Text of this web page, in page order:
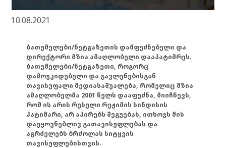
10.08.2021
ბათუმელები/ნეტგაზეთის დამფუძნებელი და
დირექტორი მზია ამაღლობელი დააპატიმრეს.
ბათუმელები/ნეტგაზეთი, როგორც
დამოუკიდებელი და გავლენებისგან
თავისუფალი მედიასაშუალება, რომელიც მზია
ამაღლობელმა 2001 წელს დააფუძნა, მიიჩნევს,
რომ ის არის რუსული რეჟიმის სინდისის
პატიმარი, არ აპირებს შეგუებას, ითხოვს მის
დაუყოვნებლივ გათავისუფლებას და
აგრძელებს ბრძოლას სიტყვის
თავისუფლებისთვის.